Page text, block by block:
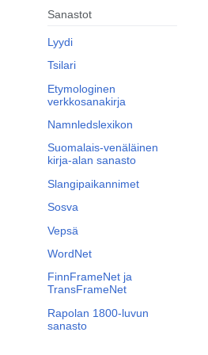
Sanastot
Lyydi
Tsilari
Etymologinen
verkkosanakirja
Namnledslexikon
Suomalais-venäläinen
kirja-alan sanasto
Slangipaikannimet
Sosva
Vepsä
WordNet
FinnFrameNet ja
TransFrameNet
Rapolan 1800-luvun
sanasto